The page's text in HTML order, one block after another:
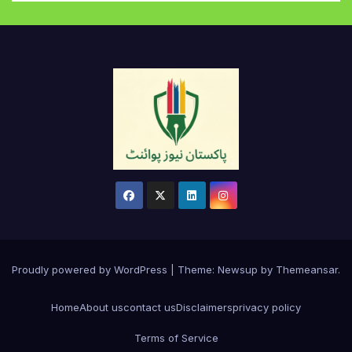
Proudly powered by WordPress Theme: Newsup by Themeansar.
HomeAbout uscontact usDisclaimersprivacy policy
Terms of Service